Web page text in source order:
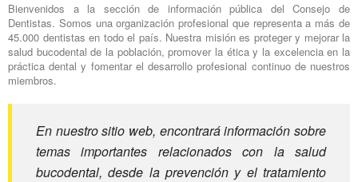
Bienvenidos a la sección de información pública del Consejo de
Dentistas. Somos una organización profesional que representa a más de
45.000 dentistas en todo el país. Nuestra misión es proteger y mejorar la
salud bucodental de la población, promover la ética y la excelencia en la
práctica dental y fomentar el desarrollo profesional continuo de nuestros
miembros.
En nuestro sitio web, encontrará información sobre
temas importantes relacionados con la salud
bucodental, desde la prevención y el tratamiento